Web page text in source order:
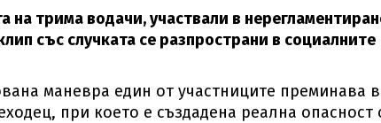
трима водачи, участвали в
със случката се разпространи в социалните
маневра един от участниците преминава в
при което е създадена реална опасност